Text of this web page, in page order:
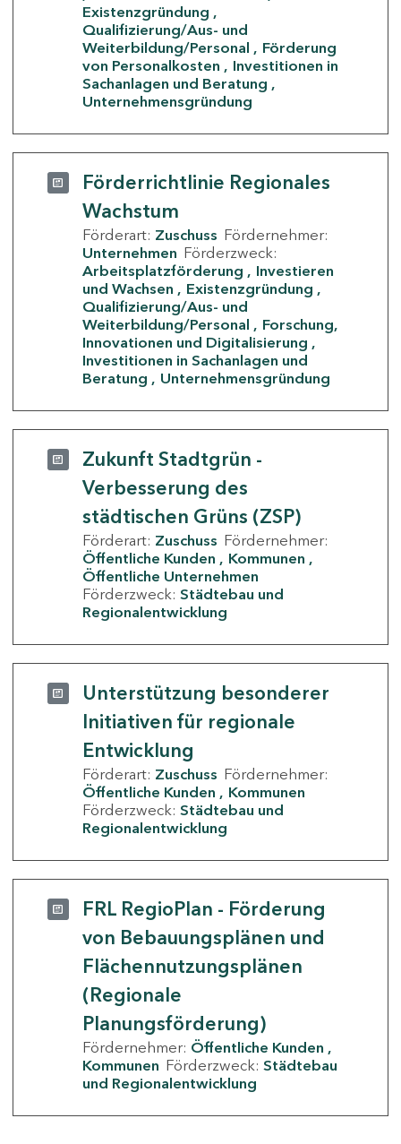
Existenzgründung
Qualifizierung/Aus- und
Weiterbildung/Personal
Förderung
von Personalkosten
Investitionen in
Sachanlagen und Beratung
Unternehmensgründung
Förderrichtlinie Regionales
Wachstum
Förderart: Zuschuss Fördernehmer:
Unternehmen Förderzweck:
Arbeitsplatzförderung
Investieren
und Wachsen
Existenzgründung
Qualifizierung/Aus- und
Weiterbildung/Personal
Forschung,
Innovationen und Digitalisierung
Investitionen in Sachanlagen und
Beratung
Unternehmensgründung
Zukunft Stadtgrün -
Verbesserung des
städtischen Grüns (ZSP)
Förderart: Zuschuss Fördernehmer:
Öffentliche Kunden
Kommunen
Öffentliche Unternehmen
Förderzweck: Städtebau und
Regionalentwicklung
Unterstützung besonderer
Initiativen für regionale
Entwicklung
Förderart: Zuschuss Fördernehmer:
Öffentliche Kunden
Kommunen
Förderzweck: Städtebau und
Regionalentwicklung
FRL RegioPlan - Förderung
von Bebauungsplänen und
Flächennutzungsplänen
(Regionale
Planungsförderung)
Fördernehmer: Öffentliche Kunden
Kommunen Förderzweck: Städtebau
und Regionalentwicklung